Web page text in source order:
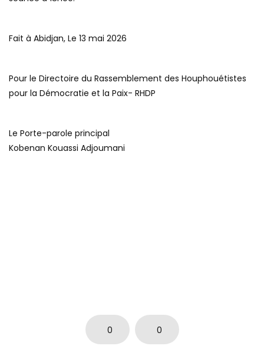
Fait à Abidjan, Le 13 mai 2026
Pour le Directoire du Rassemblement des Houphouétistes
pour la Démocratie et la Paix- RHDP
Le Porte-parole principal
Kobenan Kouassi Adjoumani
0 0